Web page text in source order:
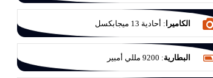
الكاميرا : أحادية 13 ميجابكسل
البطارية: 9200 مللي أمبير